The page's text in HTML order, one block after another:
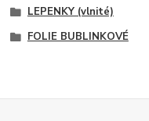
LEPENKY (vlnité)
FOLIE BUBLINKOVÉ